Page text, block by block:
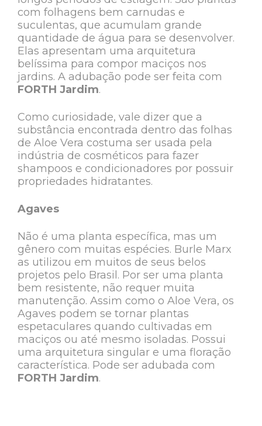
com folhagens bem carnudas e
suculentas, que acumulam grande
quantidade de água para se desenvolver.
Elas apresentam uma arquitetura
belíssima para compor maciços nos
jardins. A adubação pode ser feita com
FORTH Jardim.
Como curiosidade, vale dizer que a
substância encontrada dentro das folhas
de Aloe Vera costuma ser usada pela
indústria de cosméticos para fazer
shampoos e condicionadores por possuir
propriedades hidratantes.
Agaves
Não é uma planta específica, mas um
gênero com muitas espécies. Burle Marx
as utilizou em muitos de seus belos
projetos pelo Brasil. Por ser uma planta
bem resistente, não requer muita
manutenção. Assim como o Aloe Vera, os
Agaves podem se tornar plantas
espetaculares quando cultivadas em
maciços ou até mesmo isoladas. Possui
uma arquitetura singular e uma floração
característica. Pode ser adubada com
FORTH Jardim.